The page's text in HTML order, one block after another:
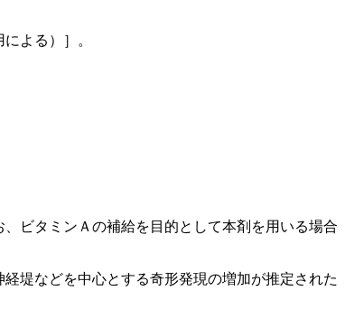
よる）］。
ビタミンＡの補給を目的として本剤を用いる場合
堤などを中心とする奇形発現の増加が推定された